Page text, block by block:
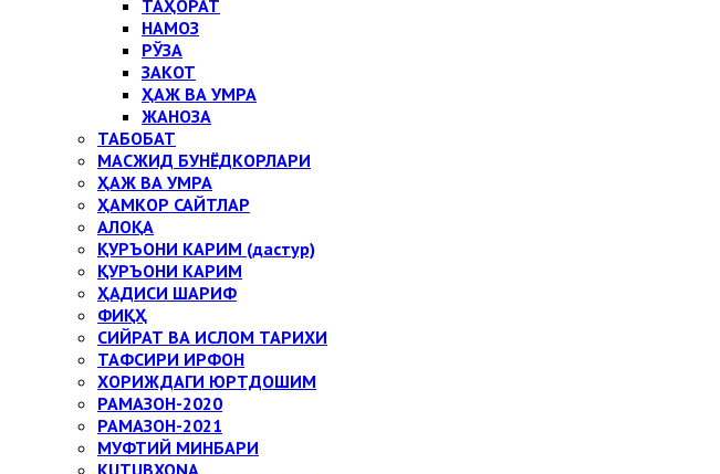
ТАҲОРАТ
НАМОЗ
РЎЗА
ЗАКОТ
ҲАЖ ВА УМРА
ЖАНОЗА
ТАБОБАТ
МАСЖИД БУНЁДКОРЛАРИ
ҲАЖ ВА УМРА
ҲАМКОР САЙТЛАР
АЛОҚА
ҚУРЪОНИ КАРИМ (дастур)
ҚУРЪОНИ КАРИМ
ҲАДИСИ ШАРИФ
ФИҚҲ
СИЙРАТ ВА ИСЛОМ ТАРИХИ
ТАФСИРИ ИРФОН
ХОРИЖДАГИ ЮРТДОШИМ
РАМАЗОН-2020
РАМАЗОН-2021
МУФТИЙ МИНБАРИ
KUTUBXONA